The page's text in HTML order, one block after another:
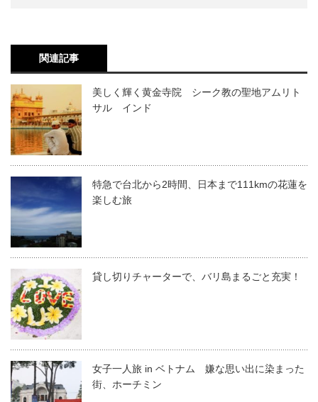
関連記事
美しく輝く黄金寺院 シーク教の聖地アムリト
サル インド
特急で台北から2時間、日本まで111kmの花蓮を
楽しむ旅
貸し切りチャーターで、バリ島まるごと充実！
女子一人旅 in ベトナム 嫌な思い出に染まった
街、ホーチミン